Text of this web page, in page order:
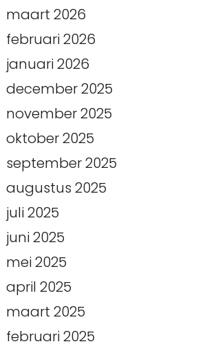
maart 2026
februari 2026
januari 2026
december 2025
november 2025
oktober 2025
september 2025
augustus 2025
juli 2025
juni 2025
mei 2025
april 2025
maart 2025
februari 2025